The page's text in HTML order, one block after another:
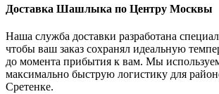
Доставка Шашлыка по Центру Москвы
Наша служба доставки разработана
чтобы ваш заказ сохранял идеальную
до момента прибытия к вам. Мы
максимально быструю логистику для
Сретенке.